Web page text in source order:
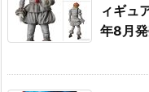
ィギュ
年8月